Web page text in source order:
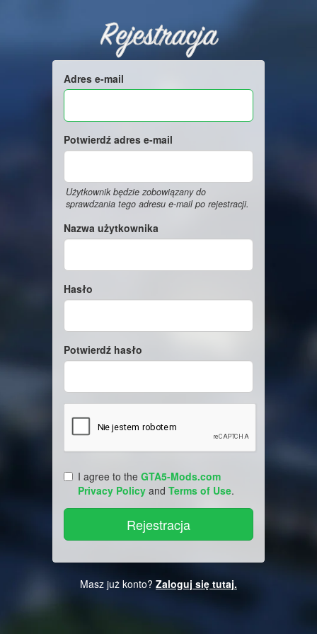
Rejestracja
Adres e-mail
Potwierdź adres e-mail
Użytkownik będzie zobowiązany do
sprawdzania tego adresu e-mail po rejestracji.
Nazwa użytkownika
Hasło
Potwierdź hasło
I agree to the GTA5-Mods.com
Privacy Policy and Terms of Use.
Masz już konto? Zaloguj się tutaj.